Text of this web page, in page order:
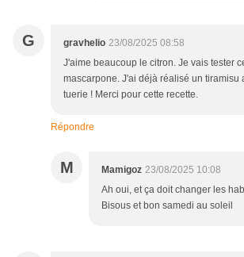
G gravhelio 23/08/2025 08:58
J'aime beaucoup le citron. Je vais tester
mascarpone. J'ai déjà réalisé un tiramisu
tuerie ! Merci pour cette recette.
Répondre
M Mamigoz 23/08/2025 10:08
Ah oui, et ça doit changer les
Bisous et bon samedi au soleil